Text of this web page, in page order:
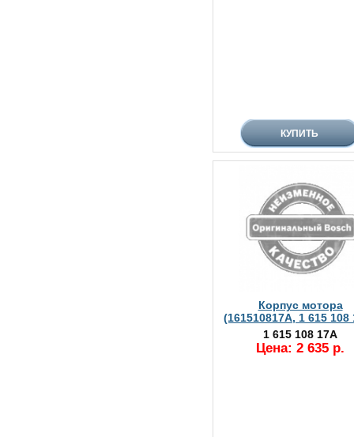
Корпус мотора
(161510817A, 1 615 108
1 615 108 17A
Цена: 2 635 р.